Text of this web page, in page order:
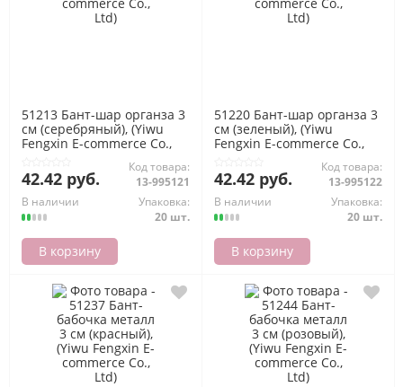
51213 Бант-шар органза 3
см (серебряный), (Yiwu
Fengxin E-commerce Co.,
42.42 руб.
Код товара:
13-995121
В наличии
Упаковка:
20 шт.
В корзину
51220 Бант-шар органза 3
см (зеленый), (Yiwu
Fengxin E-commerce Co.,
42.42 руб.
Код товара:
13-995122
В наличии
Упаковка:
20 шт.
В корзину